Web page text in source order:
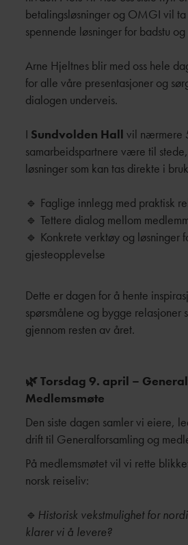
betalingsløsninger og OMGI vil ta
spennende løsninger for badstu
Arne Hjeltnes blir med oss hele
for alle våre presentasjoner og
dialogen underveis.
I Sundvolden Hall vil nærmere
samarbeidspartnere være til
løsninger som kan tas direkte i
🔹 Faglige innlegg med praktisk
🔹 Tettere dialog mellom
🔹 Konkrete verktøy og løsninger
gjesteopplevelse
Dette er dagen for å hente
spørsmålene og bygge relasjoner
gjennom resten av året.
🌿 Torsdag 9. april –
Medlemsmøte
Den siste dagen samler vi eiere,
drift til Generalforsamling og
På medlemsmøtet vil vi rette
norsk reiseliv:
🔹 Historisk vekstmulighet for
klarer vi å levere?